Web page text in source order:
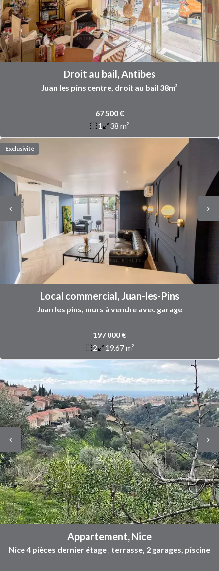
Droit au bail, Antibes
Juan les pins centre, droit au bail 38m²
67 500 €
1
38 m²
Exclusivité
Local commercial, Juan-les-Pins
Juan les pins, murs à vendre avec garage
197 000 €
2
19.67 m²
Appartement, Nice
Nice 4 pièces dernier étage , terrasse, 2 garages, piscine